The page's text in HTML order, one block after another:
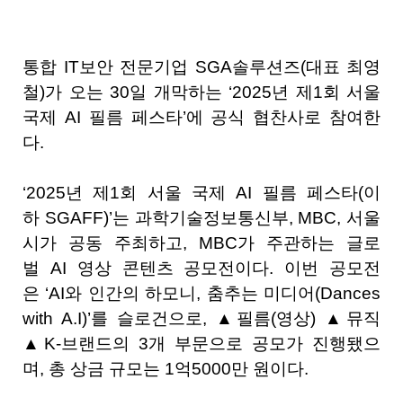
통합 IT보안 전문기업 SGA솔루션즈(대표 최영
철)가 오는 30일 개막하는 ‘2025년 제 1회 서울
국제
AI 필름 페스타’에 공식 협찬사로 참여한
다.
‘2025년 제 1회 서울 국제 AI 필름 페스타(이
하 SGAFF)’는 과학기술정보통신부, MBC, 서울
시가 공동 주최하고, MBC가 주관하는 글로
벌
AI 영상 콘텐츠 공모전이다. 이번 공모전
은 ‘AI와 인간의 하모니 , 춤추는 미디어 (Dances
with A.I)’를 슬로건으로, ▲필름(영상)
▲뮤직
▲ K-브랜드의 3개 부문으로 공모가 진행됐으
며 , 총 상금 규모는 1억5000만 원이다.